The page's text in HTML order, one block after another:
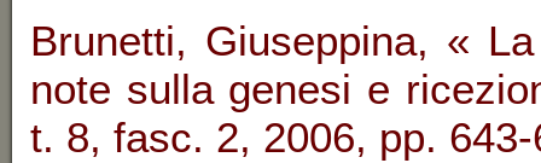
Brunetti, Giuseppina, «
note sulla genesi e
t. 8, fasc. 2, 2006, pp.